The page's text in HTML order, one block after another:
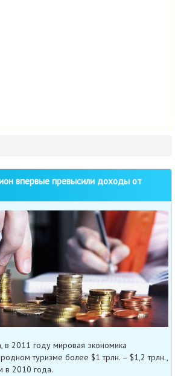
впервые превысили доходы от
в 2011 году мировая экономика
туризме более $1 трлн. – $1,2 трлн.,
в 2010 года.